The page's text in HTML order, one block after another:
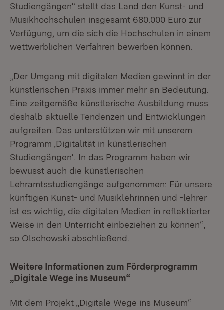
Studiengängen“ stellt das Land den Kunst- und
Musikhochschulen insgesamt 680.000 Euro zur
Verfügung, um die sich die Hochschulen in einem
wettwerblichen Verfahren bewerben können.
„Der Umgang mit digitalen Medien gewinnt in der
künstlerischen Praxis immer mehr an Bedeutung.
Eine zeitgemäße künstlerische Ausbildung muss
deshalb aktuelle Tendenzen und Entwicklungen
aufgreifen. Das unterstützen wir mit unserem
Programm ‚Digitalität in künstlerischen
Studiengängen‘. In das Programm haben wir
bewusst auch die künstlerischen
Lehramtsstudiengänge aufgenommen: Für unsere
künftigen Kunst- und Musiklehrinnen und -lehrer
ist es wichtig, die digitalen Medien in reflektierter
Weise in den Unterricht einbeziehen zu können“,
so Olschowski abschließend.
Weitere Informationen zum Förderprogramm
„Digitale Wege ins Museum“
Mit dem Projekt „Digitale Wege ins Museum“